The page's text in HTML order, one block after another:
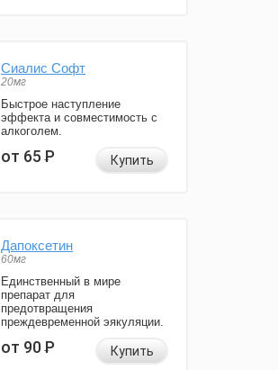
Сиалис Софт
20мг
Быстрое наступление
эффекта и совместимость с
алкоголем.
от 65Р Купить
Дапоксетин
60мг
Единственный в мире
препарат для
предотвращения
преждевременной эякуляции.
от 90Р Купить